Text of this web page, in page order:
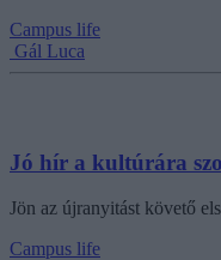
Campus life
Gál Luca
Jó hír a kultúrára
Jön az újranyitást követő
Campus life